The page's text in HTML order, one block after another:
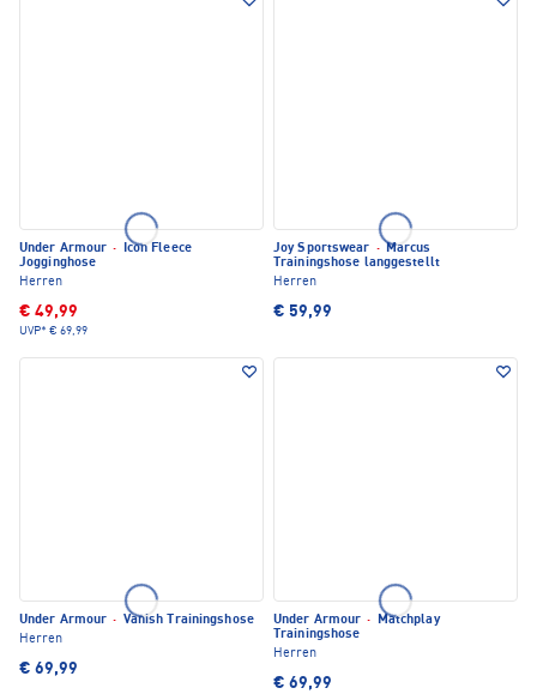
Under Armour ·
Icon Fleece
Jogginghose
Herren
€ 49,99
UVP* € 69,99
Joy Sportswear · Marcus
Trainingshose langgestellt
Herren
€ 59,99
Under Armour · Vanish Trainingshose
Herren
€ 69,99
Under Armour ·
Matchplay
Trainingshose
Herren
€ 69,99